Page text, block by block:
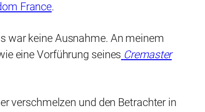
France.
war keine Ausnahme. An meinem
eine Vorführung seines Cremaster
verschmelzen und den Betrachter in